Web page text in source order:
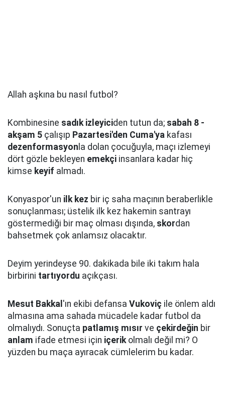
Allah aşkına bu nasıl futbol?
Kombinesine sadık izleyiciden tutun da; sabah 8 -
akşam 5 çalışıp Pazartesi'den Cuma'ya kafası
dezenformasyon la dolan çocuğuyla, maçı izlemeyi
dört gözle bekleyen emekçi insanlara kadar hiç
kimse keyif almadı.
Konyaspor'un ilk kez bir iç saha maçının beraberlikle
sonuçlanması; üstelik ilk kez hakemin santrayı
göstermediği bir maç olması dışında, skordan
bahsetmek çok anlamsız olacaktır.
Deyim yerindeyse 90. dakikada bile iki takım hala
birbirini tartıyordu açıkçası.
Mesut Bakkal 'ın ekibi defansa Vukoviç ile önlem aldı
almasına ama sahada mücadele kadar futbol da
olmalıydı. Sonuçta patlamış mısır ve çekirdeğin bir
anlam ifade etmesi için içerikolmalı değil mi? O
yüzden bu maça ayıracak cümlelerim bu kadar.